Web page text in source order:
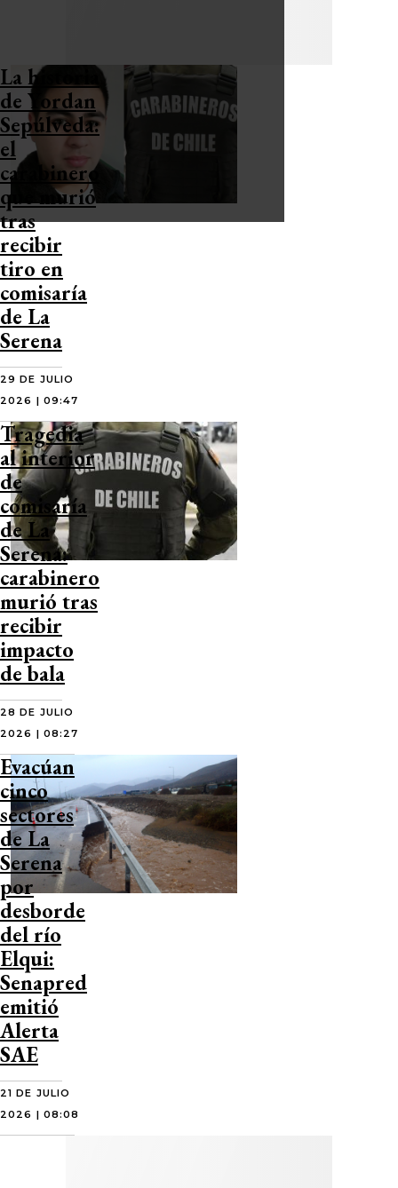
La historia
de Yordan
Sepúlveda:
el
carabinero
que murió
tras
recibir
tiro en
comisaría
de La
Serena
29 DE JULIO
2026 | 09:47
Tragedia
al interior
de
comisaría
de La
Serena:
carabinero
murió tras
recibir
impacto
de bala
28 DE JULIO
2026 | 08:27
Evacúan
cinco
sectores
de La
Serena
por
desborde
del río
Elqui:
Senapred
emitió
Alerta
SAE
21 DE JULIO
2026 | 08:08